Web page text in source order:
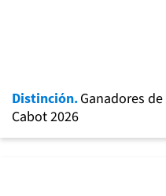
Distinción.Ganadores
Cabot 2026